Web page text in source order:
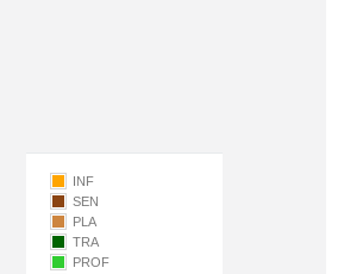
INF
SEN
PLA
TRA
PROF